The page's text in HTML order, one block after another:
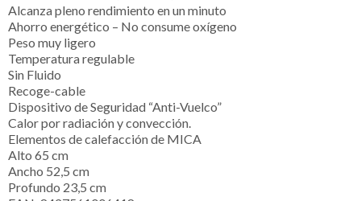
Alcanza pleno rendimiento en un minuto
Ahorro energético – No consume oxígeno
Peso muy ligero
Temperatura regulable
Sin Fluido
Recoge-cable
Dispositivo de Seguridad “Anti-Vuelco”
Calor por radiación y convección.
Elementos de calefacción de MICA
Alto 65 cm
Ancho 52,5 cm
Profundo 23,5 cm